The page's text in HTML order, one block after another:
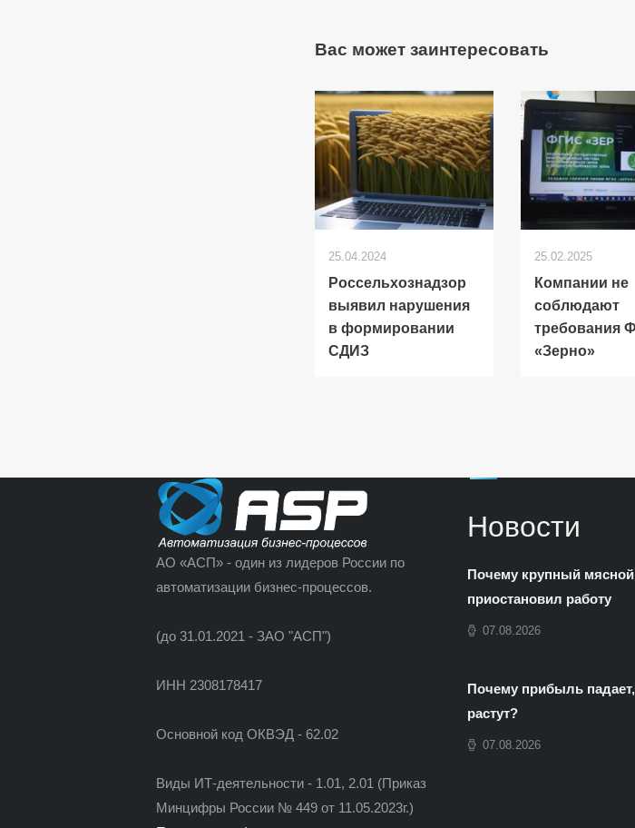
Вас может заинтересовать
25.04.2024
Россельхознадзор
выявил нарушения
в формировании
СДИЗ
25.02.2025
Компании не
соблюдают
требования
«Зерно»
АО «АСП» - один из лидеров России по
автоматизации бизнес-процессов.
(до 31.01.2021 - ЗАО "АСП")
ИНН 2308178417
Основной код ОКВЭД - 62.02
Виды ИТ-деятельности - 1.01, 2.01 (Приказ
Минцифры России № 449 от 11.05.2023г.)
Новости
Почему крупный мясной
приостановил работу
07.08.2026
Почему прибыль
растут?
07.08.2026